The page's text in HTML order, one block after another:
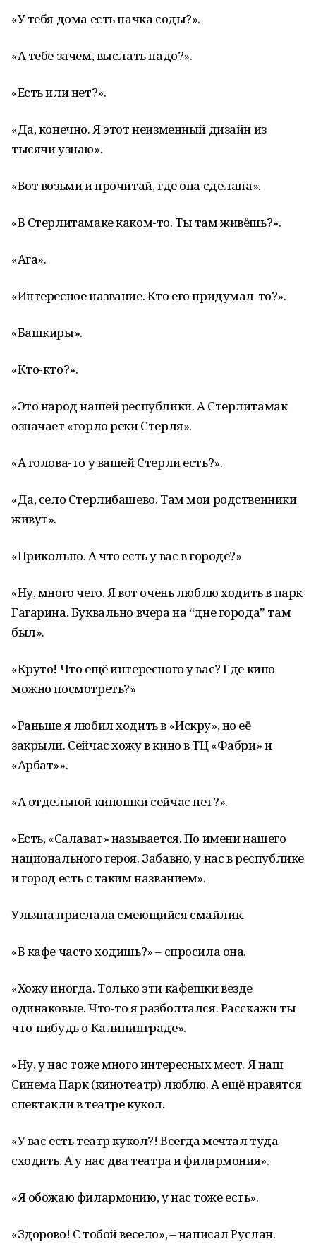
«У тебя дома есть пачка соды?».
«А тебе зачем, выслать надо?».
«Есть или нет?».
«Да, конечно. Я этот неизменный дизайн из
тысячи узнаю».
«Вот возьми и прочитай, где она сделана».
«В Стерлитамаке каком-то. Ты там живёшь?».
«Ага».
«Интересное название. Кто его придумал-то?».
«Башкиры».
«Кто-кто?».
«Это народ нашей республики. А Стерлитамак
означает «горло реки Стерля».
«А голова-то у вашей Стерли есть?».
«Да, село Стерлибашево. Там мои родственники
живут».
«Прикольно. А что есть у вас в городе?»
«Ну, много чего. Я вот очень люблю ходить в парк
Гагарина. Буквально вчера на “дне городаˮ там
был».
«Круто! Что ещё интересного у вас? Где кино
можно посмотреть?»
«Раньше я любил ходить в «Искру», но её
закрыли. Сейчас хожу в кино в ТЦ «Фабри» и
«Арбат»».
«А отдельной киношки сейчас нет?».
«Есть, «Салават» называется. По имени нашего
национального героя. Забавно, у нас в республике
и город есть с таким названием».
Ульяна прислала смеющийся смайлик.
«В кафе часто ходишь?» – спросила она.
«Хожу иногда. Только эти кафешки везде
одинаковые. Что-то я разболтался. Расскажи ты
что-нибудь о Калининграде».
«Ну, у нас тоже много интересных мест. Я наш
Синема Парк (кинотеатр) люблю. А ещё нравятся
спектакли в театре кукол.
«У вас есть театр кукол?! Всегда мечтал туда
сходить. А у нас два театра и филармония».
«Я обожаю филармонию, у нас тоже есть».
«Здорово! С тобой весело», – написал Руслан.